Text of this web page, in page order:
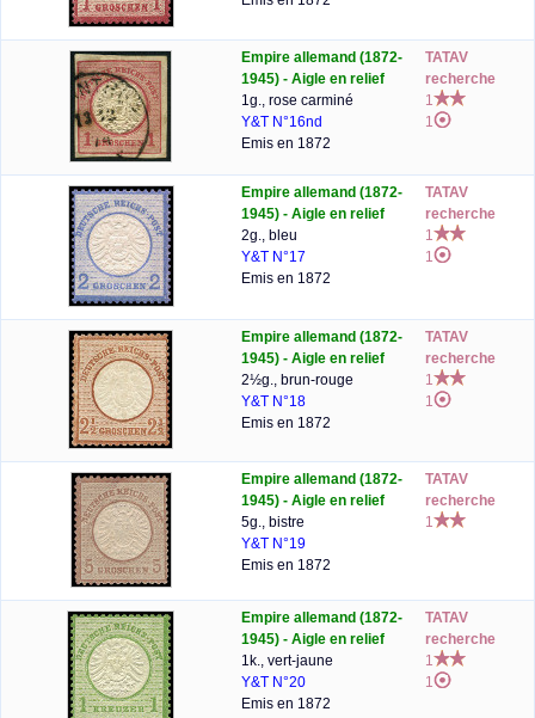
Empire allemand (1872-
1945) - Aigle en relief
1g., rose carminé
Y&T N°16nd
Emis en 1872
TATAV
recherche
1
1
Empire allemand (1872-
1945) - Aigle en relief
2g., bleu
Y&T N°17
Emis en 1872
TATAV
recherche
1
1
Empire allemand (1872-
1945) - Aigle en relief
2½g., brun-rouge
Y&T N°18
Emis en 1872
TATAV
recherche
1
1
Empire allemand (1872-
1945) - Aigle en relief
5g., bistre
Y&T N°19
Emis en 1872
TATAV
recherche
1
Empire allemand (1872-
1945) - Aigle en relief
1k., vert-jaune
Y&T N°20
Emis en 1872
TATAV
recherche
1
1